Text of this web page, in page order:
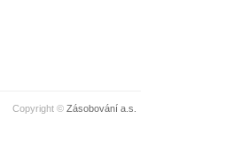
Copyright © Zásobování a.s.